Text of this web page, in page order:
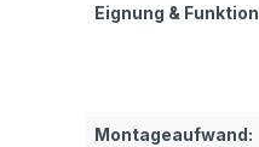
Eignung &
Montageaufwand: